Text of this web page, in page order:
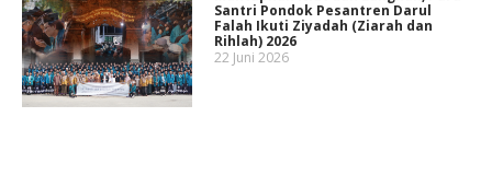
Santri Pondok Pesantren Darul
Falah Ikuti Ziyadah (Ziarah dan
Rihlah) 2026
22 Juni 2026